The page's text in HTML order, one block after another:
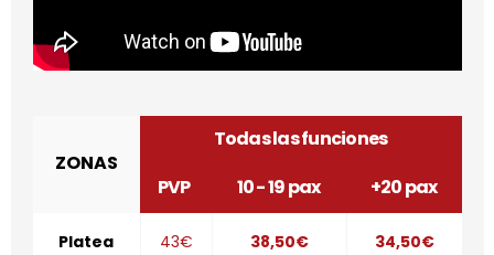
ZONAS
Todas las funciones
PVP
10 - 19 pax +20 pax
Platea 43€ 38,50€ 34,50€